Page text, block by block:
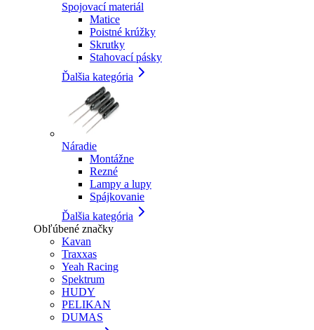
Spojovací materiál
Matice
Poistné krúžky
Skrutky
Stahovací pásky
Ďalšia kategória
Náradie
Montážne
Rezné
Lampy a lupy
Spájkovanie
Ďalšia kategória
Obľúbené značky
Kavan
Traxxas
Yeah Racing
Spektrum
HUDY
PELIKAN
DUMAS